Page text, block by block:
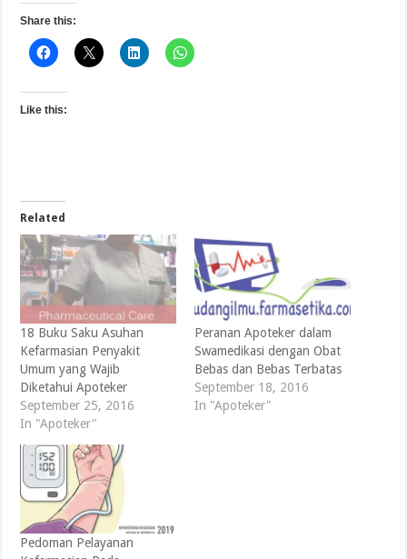
Share this:
Like this:
Related
18 Buku Saku Asuhan
Kefarmasian Penyakit
Umum yang Wajib
Diketahui Apoteker
September 25, 2016
In "Apoteker"
Peranan Apoteker dalam
Swamedikasi dengan Obat
Bebas dan Bebas Terbatas
September 18, 2016
In "Apoteker"
Pedoman Pelayanan